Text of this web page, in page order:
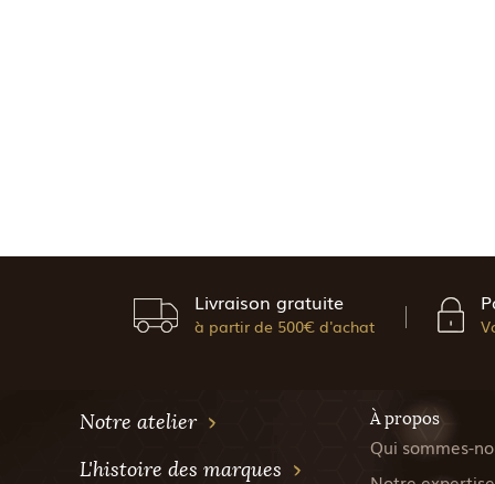
Livraison gratuite
à partir de 500€ d'achat
Notre atelier
L'histoire des marques
À propos
Qui sommes-